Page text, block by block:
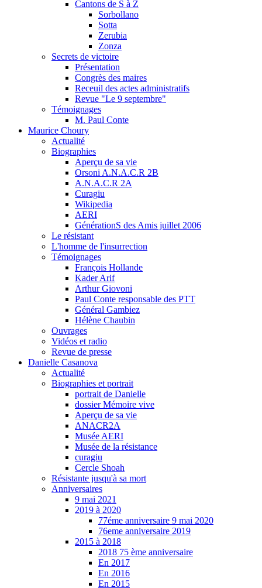
Cantons de S à Z
Sorbollano
Sotta
Zerubia
Zonza
Secrets de victoire
Présentation
Congrès des maires
Receuil des actes administratifs
Revue "Le 9 septembre"
Témoignages
M. Paul Conte
Maurice Choury
Actualité
Biographies
Aperçu de sa vie
Orsoni A.N.A.C.R 2B
A.N.A.C.R 2A
Curagiu
Wikipedia
AERI
GénérationS des Amis juillet 2006
Le résistant
L'homme de l'insurrection
Témoignages
François Hollande
Kader Arif
Arthur Giovoni
Paul Conte responsable des PTT
Général Gambiez
Hélène Chaubin
Ouvrages
Vidéos et radio
Revue de presse
Danielle Casanova
Actualité
Biographies et portrait
portrait de Danielle
dossier Mémoire vive
Aperçu de sa vie
ANACR2A
Musée AERI
Musée de la résistance
curagiu
Cercle Shoah
Résistante jusqu'à sa mort
Anniversaires
9 mai 2021
2019 à 2020
77éme anniversaire 9 mai 2020
76eme anniversaire 2019
2015 à 2018
2018 75 ème anniversaire
En 2017
En 2016
En 2015